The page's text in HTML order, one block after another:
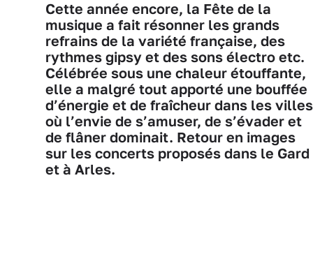
Cette année encore, la Fête de la
musique a fait résonner les grands
refrains de la variété française, des
rythmes gipsy et des sons électro etc.
Célébrée sous une chaleur étouffante,
elle a malgré tout apporté une bouffée
d’énergie et de fraîcheur dans les
où l’envie de s’amuser, de s’évader et
de flâner dominait. Retour en images
sur les concerts proposés dans le Gard
et à Arles.